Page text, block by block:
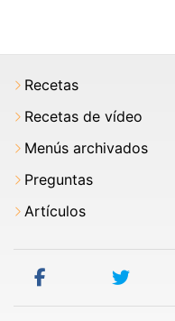
Recetas
Recetas de vídeo
Menús archivados
Preguntas
Artículos
facebook twitter